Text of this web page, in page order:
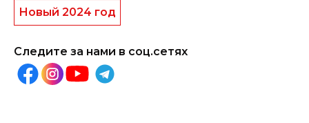
Новый 2024 год
Следите за нами в соц.сетях